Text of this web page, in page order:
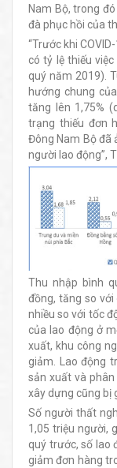
Nam Bộ, trong
đà phục hồi của
“Trước khi
có tỷ lệ thiếu
quý năm 2019).
hướng chung
tăng lên 1,75%
trạng thiếu đơn
Đông Nam Bộ đã
người lao động”,
Thu nhập bình
đồng, tăng so
nhiều so với tốc
của lao động ở
xuất, khu công
giảm. Lao động
sản xuất và
xây dựng cũng bị
Số người thất
1,05 triệu người,
quý trước, số lao
giảm đơn hàng